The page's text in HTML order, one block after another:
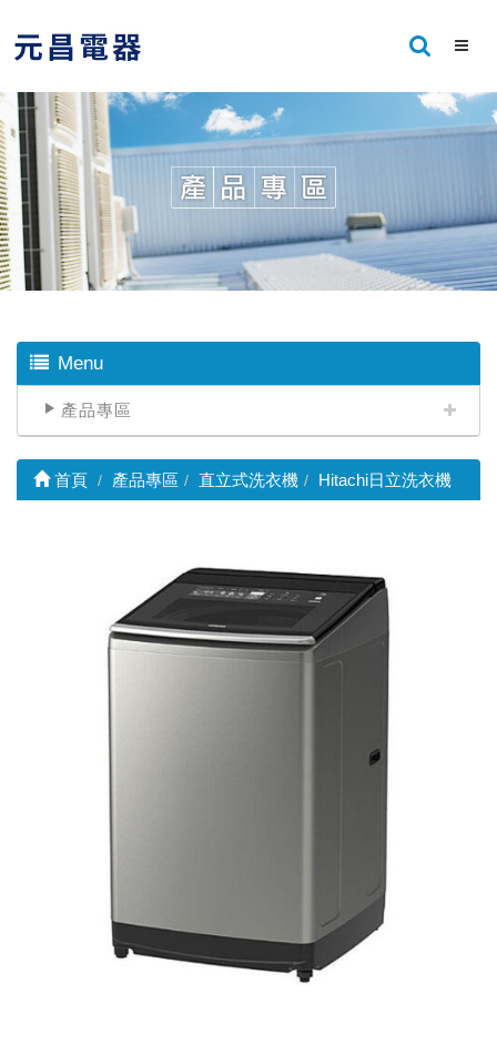
Menu
產品專區
首頁 產品專區 直立式洗衣機 Hitachi日立洗衣機